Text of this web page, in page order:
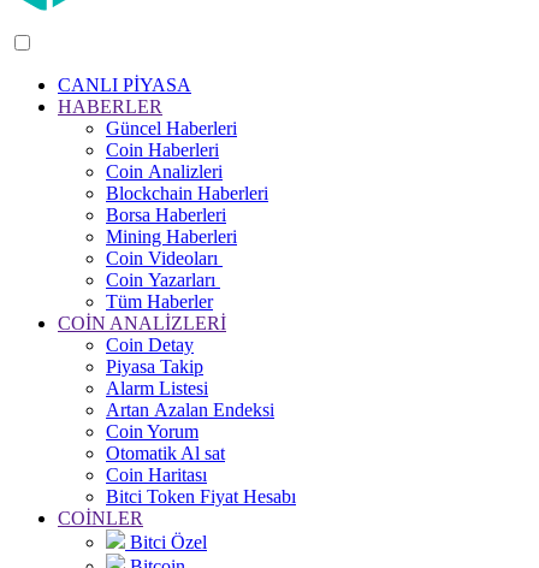
CANLI PİYASA
HABERLER
Güncel Haberleri
Coin Haberleri
Coin Analizleri
Blockchain Haberleri
Borsa Haberleri
Mining Haberleri
Coin Videoları
Coin Yazarları
Tüm Haberler
COİN ANALİZLERİ
Coin Detay
Piyasa Takip
Alarm Listesi
Artan Azalan Endeksi
Coin Yorum
Otomatik Al sat
Coin Haritası
Bitci Token Fiyat Hesabı
COİNLER
Bitci Özel